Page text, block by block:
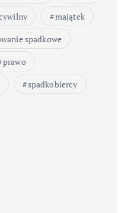
majątek
spadkowe
prawo
spadkobiercy